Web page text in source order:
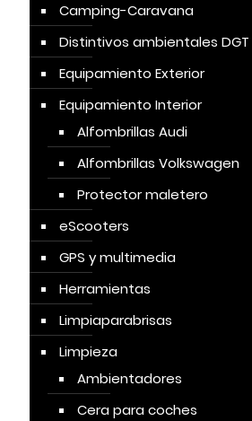
Camping-Caravana
Distintivos ambientales DGT
Equipamiento Exterior
Equipamiento Interior
Alfombrillas Audi
Alfombrillas Volkswagen
Protector maletero
eScooters
GPS y multimedia
Herramientas
Limpiaparabrisas
Limpieza
Ambientadores
Cera para coches